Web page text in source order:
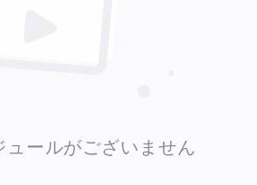
ュールがございません